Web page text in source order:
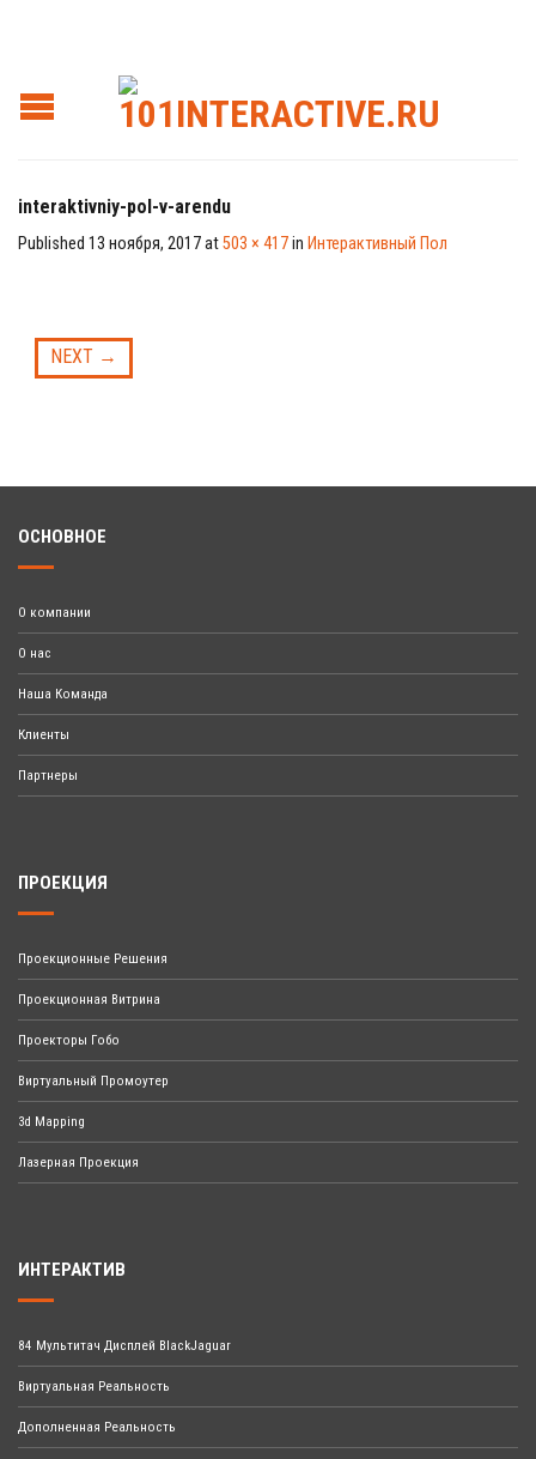
interaktivniy-pol-v-arendu
Published 13 ноября, 2017at503 × 417in Интерактивный Пол
NEXT →
ОСНОВНОЕ
О компании
О нас
Наша Команда
Клиенты
Партнеры
ПРОЕКЦИЯ
Проекционные Решения
Проекционная Витрина
Проекторы Гобо
Виртуальный Промоутер
3d Mapping
Лазерная Проекция
ИНТЕРАКТИВ
84 Мультитач Дисплей BlackJaguar
Виртуальная Реальность
Дополненная Реальность